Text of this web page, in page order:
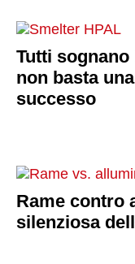
Tutti
non basta
successo
Rame contro
silenziosa